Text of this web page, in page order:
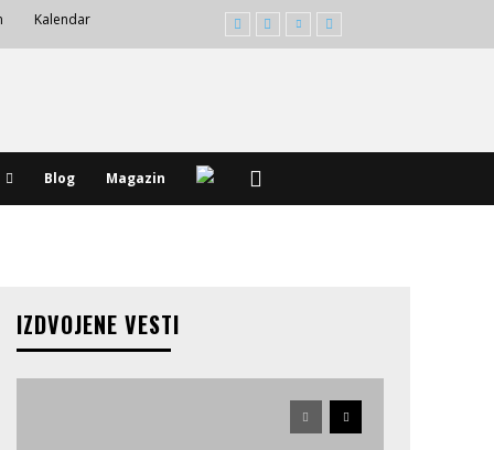
Kalendar
Blog Magazin
IZDVOJENE VESTI